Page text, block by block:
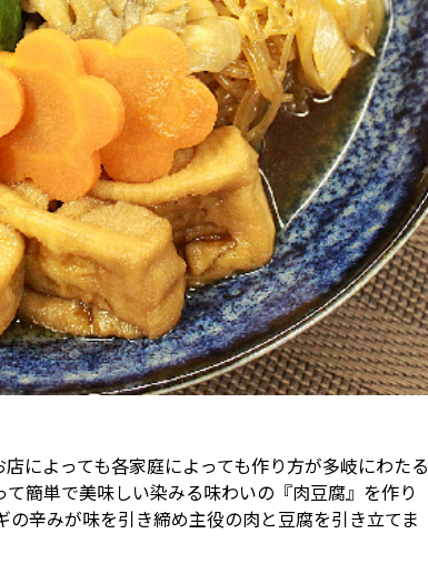
によっても各家庭によっても作り方が多岐にわたる
簡単で美味しい染みる味わいの『肉豆腐』を作り
辛みが味を引き締め主役の肉と豆腐を引き立てま